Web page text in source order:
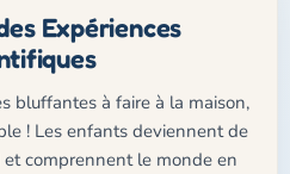
Expériences
bluffantes à faire à la maison,
! Les enfants deviennent de
et comprennent le monde en